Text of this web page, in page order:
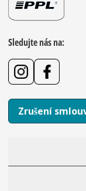
Sledujte nás na:
Zrušení